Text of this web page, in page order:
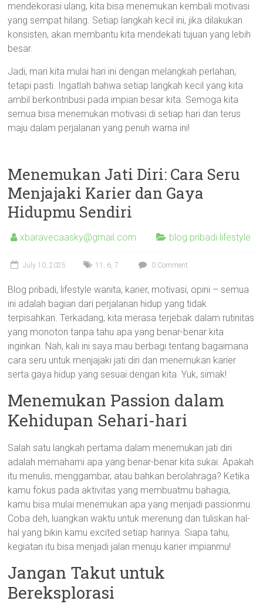
mendekorasi ulang, kita bisa menemukan kembali motivasi
yang sempat hilang. Setiap langkah kecil ini, jika dilakukan
konsisten, akan membantu kita mendekati tujuan yang lebih
besar.
Jadi, mari kita mulai hari ini dengan melangkah perlahan,
tetapi pasti. Ingatlah bahwa setiap langkah kecil yang kita
ambil berkontribusi pada impian besar kita. Semoga kita
semua bisa menemukan motivasi di setiap hari dan terus
maju dalam perjalanan yang penuh warna ini!
Menemukan Jati Diri: Cara Seru
Menjajaki Karier dan Gaya
Hidupmu Sendiri
xbaravecaasky@gmail.com blog pribadi lifestyle
July 10, 2025 11 , 6,7 0 Comment
Blog pribadi, lifestyle wanita, karier, motivasi, opini – semua
ini adalah bagian dari perjalanan hidup yang tidak
terpisahkan. Terkadang, kita merasa terjebak dalam rutinitas
yang monoton tanpa tahu apa yang benar-benar kita
inginkan. Nah, kali ini saya mau berbagi tentang bagaimana
cara seru untuk menjajaki jati diri dan menemukan karier
serta gaya hidup yang sesuai dengan kita. Yuk, simak!
Menemukan Passion dalam
Kehidupan Sehari-hari
Salah satu langkah pertama dalam menemukan jati diri
adalah memahami apa yang benar-benar kita sukai. Apakah
itu menulis, menggambar, atau bahkan berolahraga? Ketika
kamu fokus pada aktivitas yang membuatmu bahagia,
kamu bisa mulai menemukan apa yang menjadi passionmu.
Coba deh, luangkan waktu untuk merenung dan tuliskan hal-
hal yang bikin kamu excited setiap harinya. Siapa tahu,
kegiatan itu bisa menjadi jalan menuju karier impianmu!
Jangan Takut untuk
Bereksplorasi